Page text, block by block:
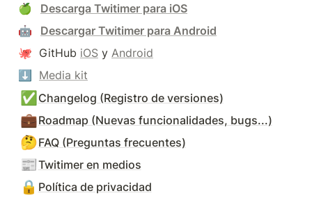
🍏 Descarga Twitimer para iOS
🤖 Descargar Twitimer para Android
🐙  GitHub iOS y Android
⬇️ Media kit
✅ Changelog (Registro de versiones)
💼Roadmap (Nuevas funcionalidades, bugs...)
🤔FAQ (Preguntas frecuentes)
📰Twitimer en medios
🔒 Política de privacidad